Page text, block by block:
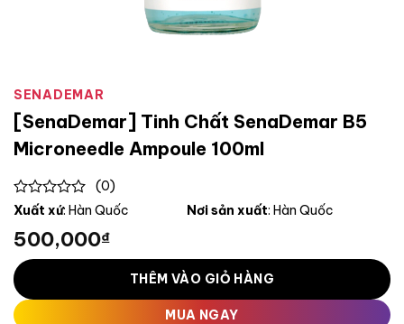
SENADEMAR
[SenaDemar] Tinh Chất SenaDemar B5
Microneedle Ampoule 100ml
0
of
5
(0)
Xuất xứ: Hàn Quốc Nơi sản xuất: Hàn Quốc
500,000₫
THÊM VÀO GIỎ HÀNG
MUA NGAY